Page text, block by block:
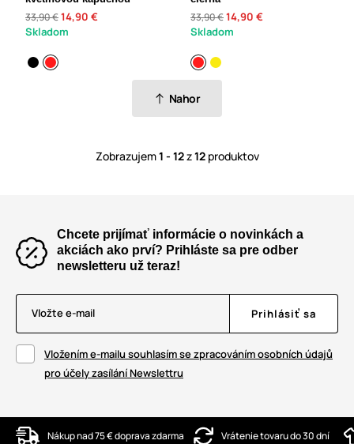
33,90 €14,90 €
Skladom
33,90 €14,90 €
Skladom
Nahor
Zobrazujem1 - 12z12produktov
Chcete prijímať informácie o novinkách a
akciách ako prví? Prihláste sa pre odber
newsletteru už teraz!
Vložte e-mail Prihlásiť sa
Vložením e-mailu souhlasím se zpracováním osobních údajů
pro účely zasílání Newslettru
Nákup nad 75 € doprava zdarma Vrátenie tovaru do 30 dní